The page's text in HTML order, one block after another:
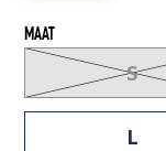
MAAT
S
L